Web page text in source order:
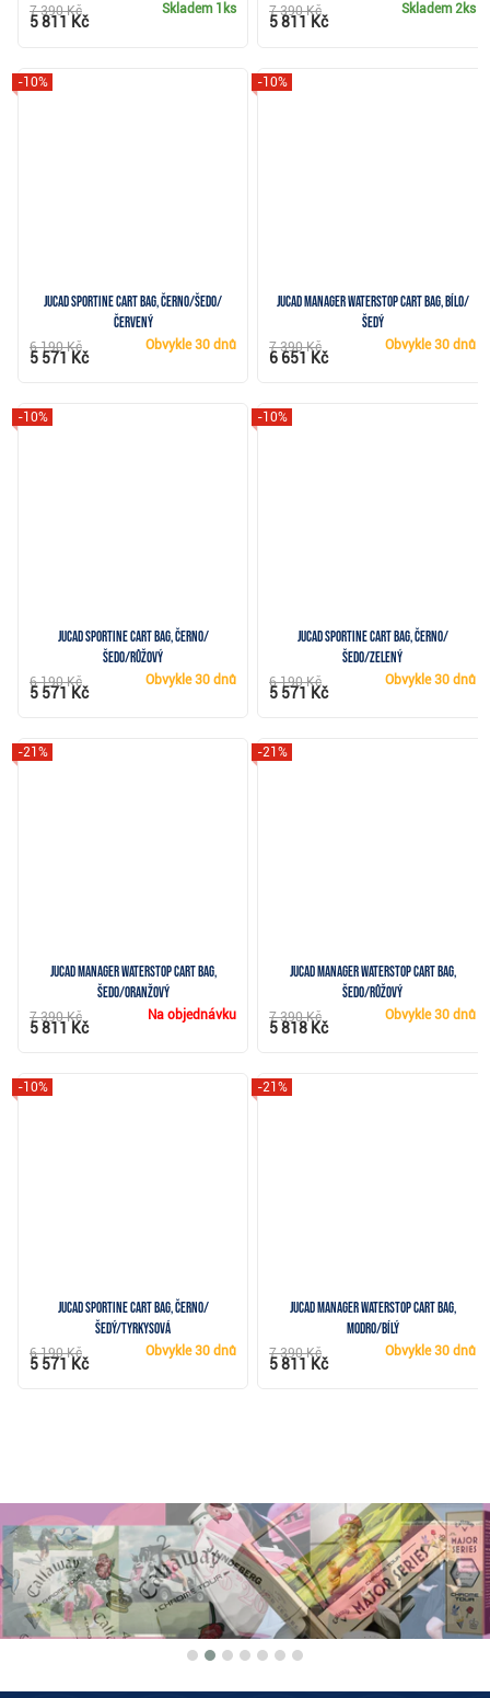
Skladem 1ks
7 390 Kč
5 811 Kč
Skladem2ks
7 390 Kč
5 811 Kč
JuCad Sportine cart bag, černo/šedo/
červený
-10%
Obvykle30 dnů
6 190 Kč
5 571 Kč
JuCad Manager Waterstop cart bag, bílo/
šedý
-10%
Obvykle30 dnů
7 390 Kč
6 651 Kč
JuCad Sportine cart bag, černo/
šedo/růžový
-10%
Obvykle30 dnů
6 190 Kč
5 571 Kč
JuCad Sportine cart bag, černo/
šedo/zelený
-10%
Obvykle30 dnů
6 190 Kč
5 571 Kč
JuCad Manager Waterstop cart bag,
šedo/oranžový
-21%
Na objednávku
7 390 Kč
5 811 Kč
JuCad Manager Waterstop cart bag,
šedo/růžový
-21%
Obvykle30 dnů
7 390 Kč
5 818 Kč
JuCad Sportine cart bag, černo/
šedý/tyrkysová
-10%
Obvykle30 dnů
6 190 Kč
5 571 Kč
JuCad Manager Waterstop cart bag,
modro/bílý
-21%
Obvykle30 dnů
7 390 Kč
5 811 Kč